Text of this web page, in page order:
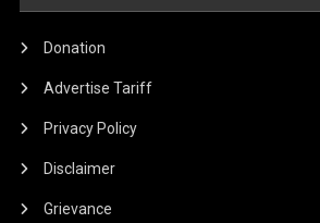
Donation
Advertise Tariff
Privacy Policy
Disclaimer
Grievance